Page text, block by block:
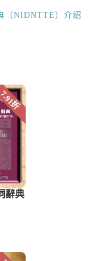
（NIDNTTE）介绍